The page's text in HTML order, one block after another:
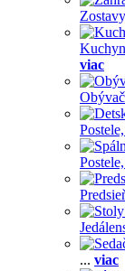
viac
Postele,
Postele,
... viac